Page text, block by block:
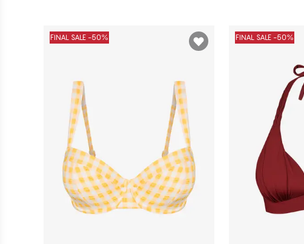
FINAL SALE -50% FINAL SALE -50%